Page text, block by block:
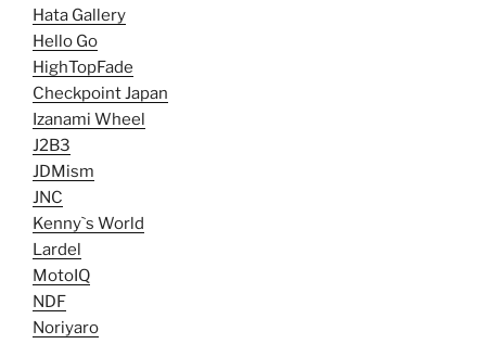
Hata Gallery
Hello Go
HighTopFade
Checkpoint Japan
Izanami Wheel
J2B3
JDMism
JNC
Kenny`s World
Lardel
MotoIQ
NDF
Noriyaro